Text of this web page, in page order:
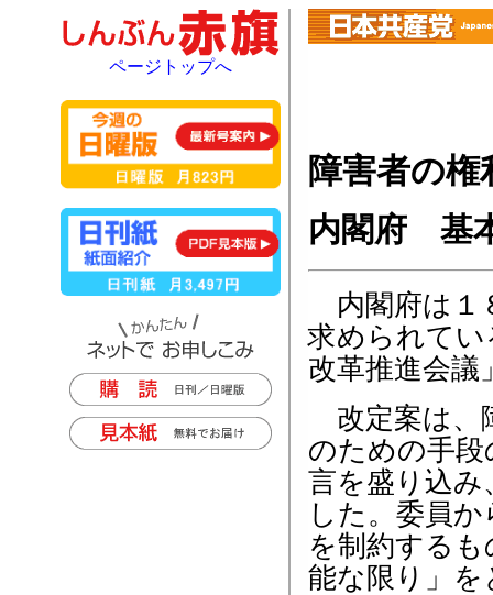
障害者の権
内閣府 基
内閣府は１
求められてい
改革推進会議
改定案は、
のための手
言を盛り込み
した。委員
を制約する
能な限り」
ページトップへ